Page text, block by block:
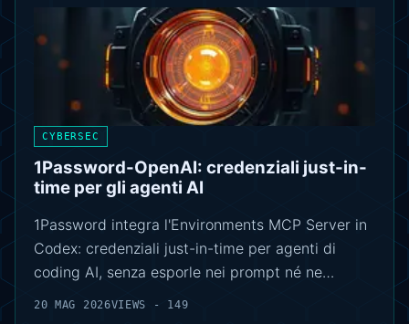
CYBERSEC
1Password-OpenAI: credenziali just-in-
time per gli agenti AI
1Password integra l'Environments MCP Server in
Codex: credenziali just-in-time per agenti di
coding AI, senza esporle nei prompt né ne…
20 MAG 2026VIEWS - 149